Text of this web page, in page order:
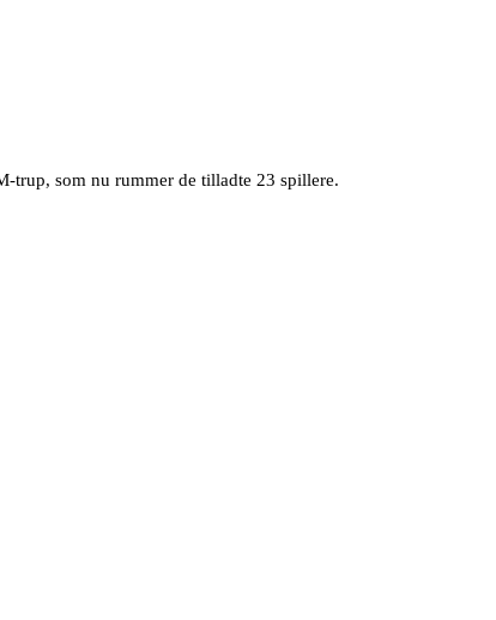
trup, som nu rummer de tilladte 23 spillere.